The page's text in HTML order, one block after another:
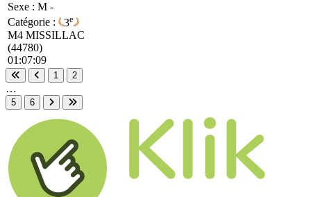
Sexe : M -
Catégorie :
3e
M4 MISSILLAC
(44780)
01:07:09
Première page
Page précédente
1 2
…
5
6
Page suivante
Dernière page